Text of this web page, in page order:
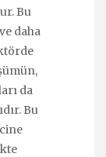
Bu
daha
da
Bu